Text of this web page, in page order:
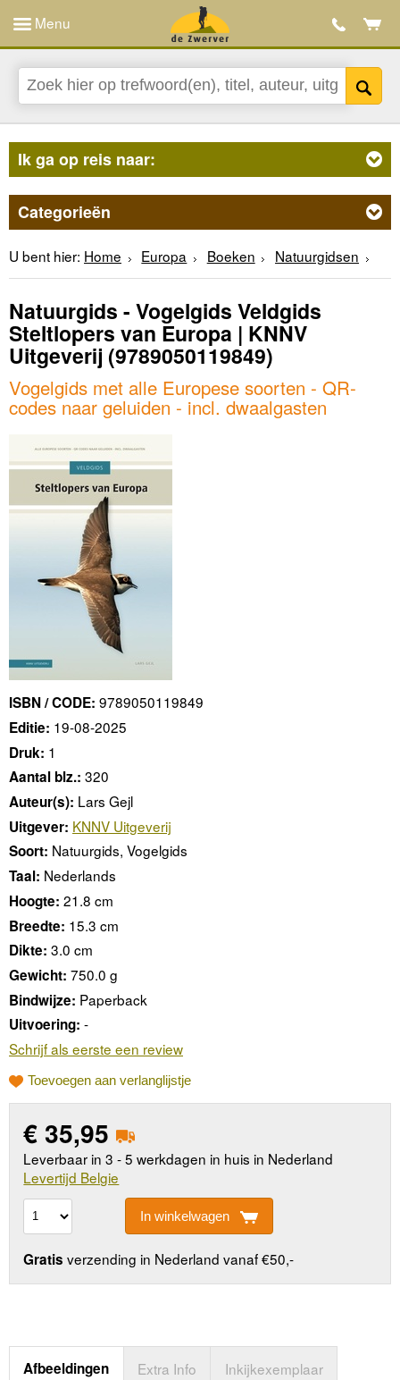
Menu
Ik ga op reis naar:
Categorieën
U bent hier: Home Europa Boeken Natuurgidsen
Natuurgids - Vogelgids Veldgids
Steltlopers van Europa | KNNV
Uitgeverij (9789050119849)
Vogelgids met alle Europese soorten - QR-
codes naar geluiden - incl. dwaalgasten
ISBN / CODE: 9789050119849
Editie: 19-08-2025
Druk: 1
Aantal blz.: 320
Auteur(s): Lars Gejl
Uitgever: KNNV Uitgeverij
Soort: Natuurgids, Vogelgids
Taal: Nederlands
Hoogte: 21.8 cm
Breedte: 15.3 cm
Dikte: 3.0 cm
Gewicht: 750.0 g
Bindwijze: Paperback
Uitvoering: -
Schrijf als eerste een review
Toevoegen aan verlanglijstje
€ 35,95
Leverbaar in 3 - 5 werkdagen in huis in Nederland
Levertijd Belgie
In winkelwagen
Gratis verzending in Nederland vanaf €50,-
Afbeeldingen Extra Info Inkijkexemplaar